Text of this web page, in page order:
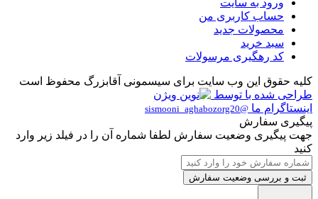
ورود به سایت
حساب کاربری من
محصولات جدید
سبد خرید
کد رهگیری مرسولات
کلیه حقوق این وب سایت برای سیسمونی آقابزرگ محفوظ است
طراحی شده با توسط
اینستاگرام ما @sismooni_aghabozorg20
پیگیری سفارش
جهت پیگیری وضعیت سفارش لطفا شماره آن را در فیلد زیر وارد
کنید
ثبت و بررسی وضعیت سفارش